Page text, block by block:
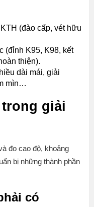
(đào cấp, vét hữu
(đỉnh K95, K98, kết
thiện).
dài mái, giải
mìn…
giải
đo cao độ, khoảng
bị những thành phần
có